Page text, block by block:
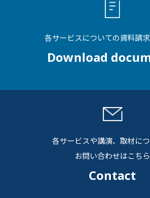
各サービスについての資料請
Download
各サービスや講演、取材に
お問い合わせはこちら
Contact